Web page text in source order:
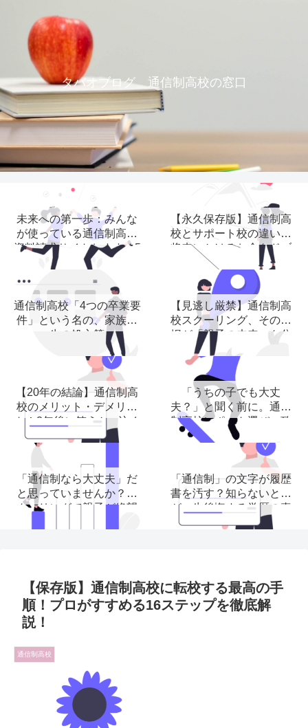
タバオブログ 通信制高校の窓口
未来への第一歩：みんな
が使っている通信制高校
資料請求サイトおすすめ5
【永久保存版】通信制高
校とサポート校の違い？
将来にかけるお金をドブ
に捨てますか？
通信制高校「4つの卒業要
件」という名の、家族再
生の処方箋
【見逃し厳禁】通信制高
校スクーリング、その選
択が「親子の未来」を分
ける理由
【20年の結論】通信制高
校のメリット・デメリッ
ト！3年後に笑うかor泣く
か
「うちの子でも大丈
夫？」と聞く前に。通信
制高校レポート選び、致
命的な３つの落とし穴。
「通信制なら大丈夫」だ
と思っていませんか？ス
クーリングで親子が絶望
「通信制」の文字が履歴
書を汚す？知らないと子
が一生後悔する学歴の真
実
【保存版】通信制高校に転校する最高の手
順！プロがすすめる16ステップを徹底解
説！
通信制高校